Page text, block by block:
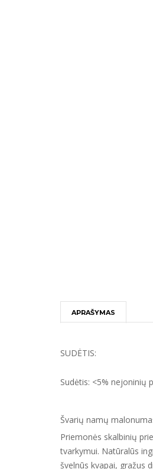
APRAŠYMAS
SUDĖTIS:
Sudėtis: <5% nejoninių
Švarių namų
Priemonės skalbinių
tvarkymui. Natūralūs
švelnūs kvapai, gražus